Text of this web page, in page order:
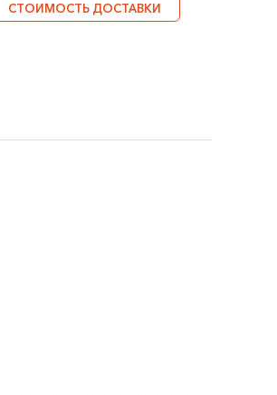
СТОИМОСТЬ ДОСТАВКИ